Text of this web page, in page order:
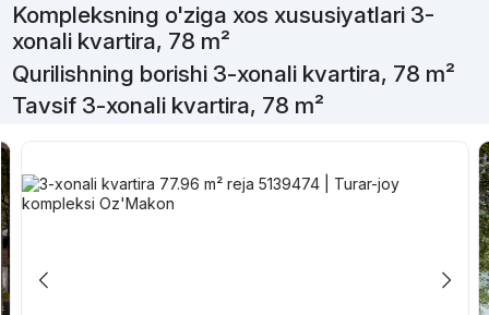
Kompleksning o'ziga xos xususiyatlari 3-
xonali kvartira, 78 m²
Qurilishning borishi 3-xonali kvartira, 78 m²
Tavsif 3-xonali kvartira, 78 m²